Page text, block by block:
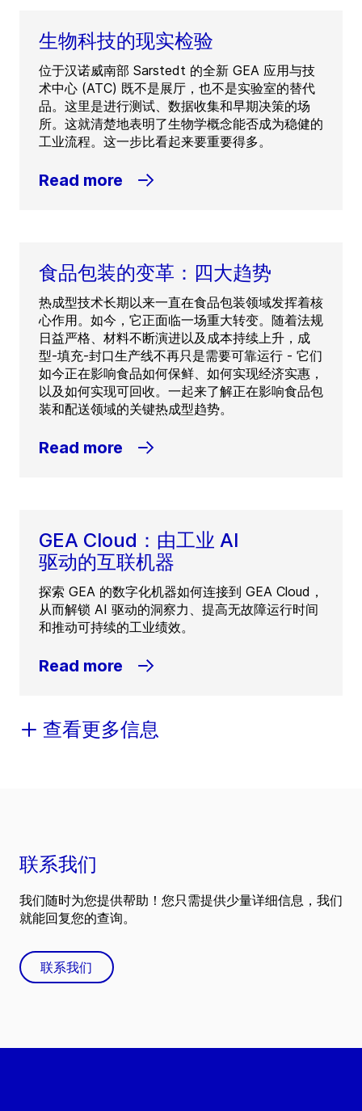
生物科技的现实检验
位于汉诺威南部 Sarstedt 的全新 GEA 应用与技
术中心 (ATC) 既不是展厅，也不是实验室的替代
品。这里是进行测试、数据收集和早期决策的场
所。这就清楚地表明了生物学概念能否成为稳健的
工业流程。这一步比看起来要重要得多。
Read more
食品包装的变革：四大趋势
热成型技术长期以来一直在食品包装领域发挥着核
心作用。如今，它正面临一场重大转变。随着法规
日益严格、材料不断演进以及成本持续上升，成
型-填充-封口生产线不再只是需要可靠运行 - 它们
如今正在影响食品如何保鲜、如何实现经济实惠，
以及如何实现可回收。一起来了解正在影响食品包
装和配送领域的关键热成型趋势。
Read more
GEA Cloud：由工业 AI
驱动的互联机器
探索 GEA 的数字化机器如何连接到 GEA Cloud，
从而解锁 AI 驱动的洞察力、提高无故障运行时间
和推动可持续的工业绩效。
Read more
查看更多信息
联系我们
我们随时为您提供帮助！您只需提供少量详细信息，我们
就能回复您的查询。
联系我们